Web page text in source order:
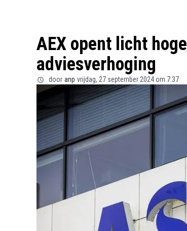
AEX opent licht
adviesverhoging
door anp vrijdag, 27 september 2024 om 7:37